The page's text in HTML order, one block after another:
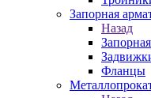
Запорная
Назад
Фланцы